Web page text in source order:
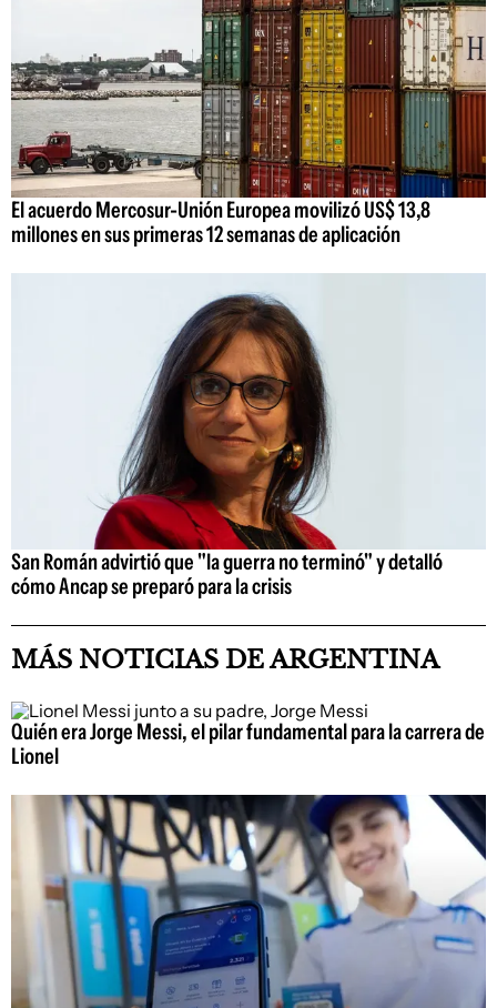
El acuerdo Mercosur-Unión Europea movilizó US$ 13,8
millones en sus primeras 12 semanas de aplicación
San Román advirtió que "la guerra no terminó" y detalló
cómo Ancap se preparó para la crisis
MÁS NOTICIAS DE ARGENTINA
Quién era Jorge Messi, el pilar fundamental para la carrera de
Lionel